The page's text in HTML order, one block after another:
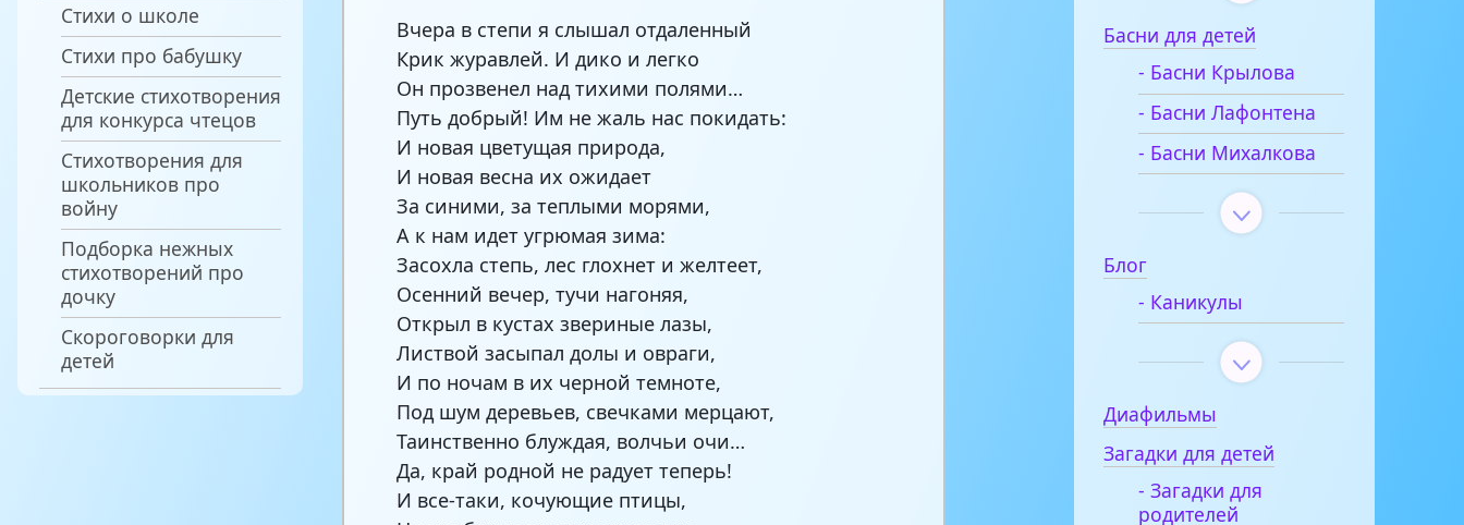
Стихи о школе
Стихи про бабушку
Детские стихотворения
для конкурса чтецов
Стихотворения для
школьников про
войну
Подборка нежных
стихотворений про
дочку
Скороговорки для
детей
Вчера в степи я слышал отдаленный
Крик журавлей. И дико и легко
Он прозвенел над тихими полями…
Путь добрый! Им не жаль нас покидать:
И новая цветущая природа,
И новая весна их ожидает
За синими, за теплыми морями,
А к нам идет угрюмая зима:
Засохла степь, лес глохнет и желтеет,
Осенний вечер, тучи нагоняя,
Открыл в кустах звериные лазы,
Листвой засыпал долы и овраги,
И по ночам в их черной темноте,
Под шум деревьев, свечками мерцают,
Таинственно блуждая, волчьи очи…
Да, край родной не радует теперь!
И все-таки, кочующие птицы,
Басни для детей
- Басни Крылова
- Басни Лафонтена
- Басни Михалкова
Блог
- Каникулы
Диафильмы
Загадки для детей
- Загадки для
родителей